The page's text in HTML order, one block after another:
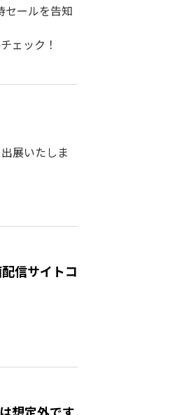
セールを告知
ェック！
展いたしま
信サイトコ